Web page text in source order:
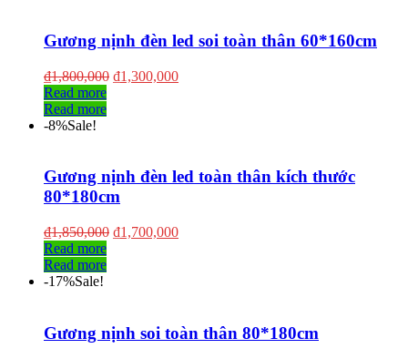
Gương nịnh đèn led soi toàn thân 60*160cm
₫1,800,000 ₫1,300,000
Read more
Read more
-8%Sale!
Gương nịnh đèn led toàn thân kích thước
80*180cm
₫1,850,000 ₫1,700,000
Read more
Read more
-17%Sale!
Gương nịnh soi toàn thân 80*180cm